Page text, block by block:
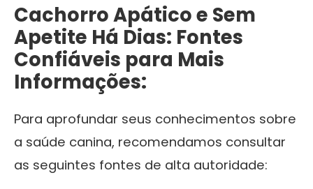
Cachorro Apático e Sem
Apetite Há Dias: Fontes
Confiáveis para Mais
Informações:
Para aprofundar seus conhecimentos sobre
a saúde canina, recomendamos consultar
as seguintes fontes de alta autoridade: